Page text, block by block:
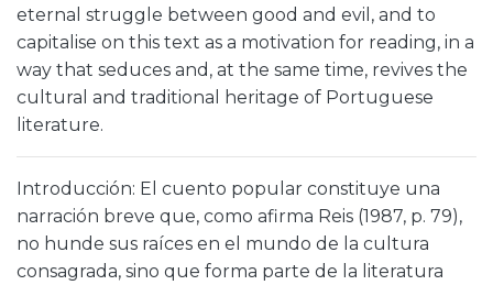
eternal struggle between good and evil, and to
capitalise on this text as a motivation for reading, in a
way that seduces and, at the same time, revives the
cultural and traditional heritage of Portuguese
literature.
Introducción: El cuento popular constituye una
narración breve que, como afirma Reis (1987, p. 79),
no hunde sus raíces en el mundo de la cultura
consagrada, sino que forma parte de la literatura